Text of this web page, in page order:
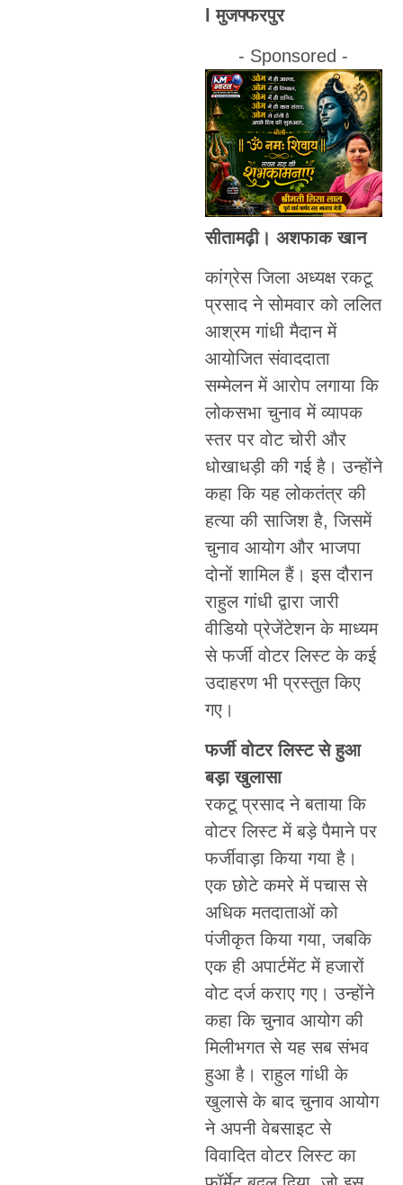
l मुजफ्फरपुर
- Sponsored -
सीतामढ़ी। अशफाक खान
कांग्रेस जिला अध्यक्ष रकटू
प्रसाद ने सोमवार को ललित
आश्रम गांधी मैदान में
आयोजित संवाददाता
सम्मेलन में आरोप लगाया कि
लोकसभा चुनाव में व्यापक
स्तर पर वोट चोरी और
धोखाधड़ी की गई है। उन्होंने
कहा कि यह लोकतंत्र की
हत्या की साजिश है, जिसमें
चुनाव आयोग और भाजपा
दोनों शामिल हैं। इस दौरान
राहुल गांधी द्वारा जारी
वीडियो प्रेजेंटेशन के माध्यम
से फर्जी वोटर लिस्ट के कई
उदाहरण भी प्रस्तुत किए
गए।
फर्जी वोटर लिस्ट से हुआ
बड़ा खुलासा
रकटू प्रसाद ने बताया कि
वोटर लिस्ट में बड़े पैमाने पर
फर्जीवाड़ा किया गया है।
एक छोटे कमरे में पचास से
अधिक मतदाताओं को
पंजीकृत किया गया, जबकि
एक ही अपार्टमेंट में हजारों
वोट दर्ज कराए गए। उन्होंने
कहा कि चुनाव आयोग की
मिलीभगत से यह सब संभव
हुआ है। राहुल गांधी के
खुलासे के बाद चुनाव आयोग
ने अपनी वेबसाइट से
विवादित वोटर लिस्ट का